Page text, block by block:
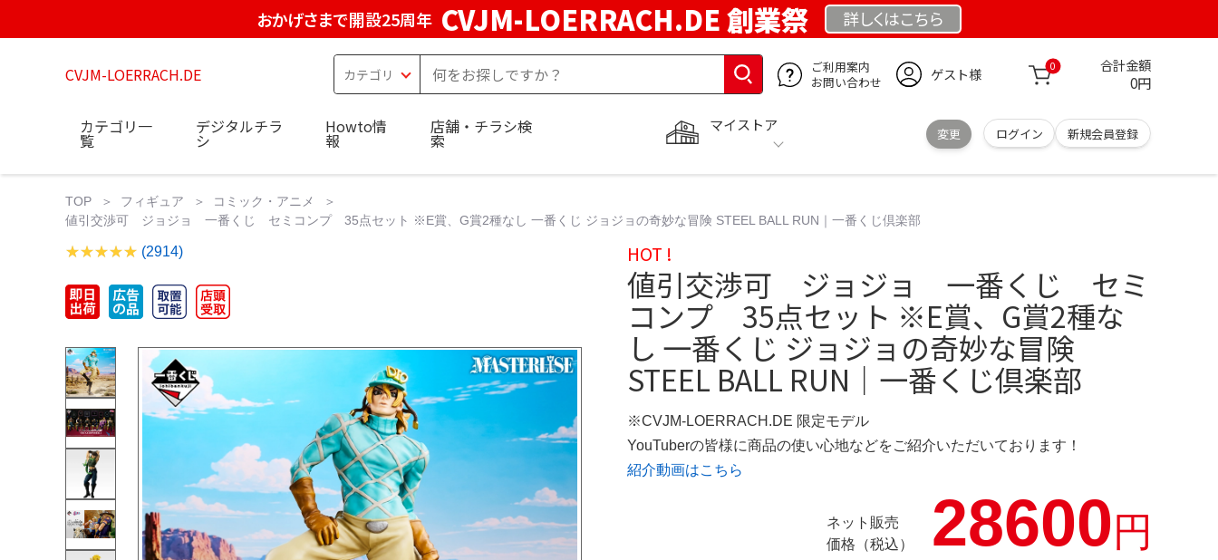
おかげさまで開設25周年 CVJM-LOERRACH.DE 創業祭 詳しくはこちら
CVJM-LOERRACH.DE
ご利用案内
お問い合わせ
ゲスト様 0 合計金額
0円
マイストア
変更 ログイン 新規会員登録
カテゴリ一
覧
デジタルチラ
シ
Howto情
報
店舗・チラシ検
索
TOP フィギュア
コミック・アニメ
値引交渉可 ジョジョ 一番くじ セミコンプ 35点セット ※E賞、G賞2種なし 一番くじ ジョジョの奇妙な冒険 STEEL BALL RUN｜一番くじ倶楽部
(2914) HOT !
値引交渉可 ジョジョ 一番くじ セミ
コンプ 35点セット ※E賞、G賞2種な
し 一番くじ ジョジョの奇妙な冒険
STEEL BALL RUN｜一番くじ倶楽部
※CVJM-LOERRACH.DE 限定モデル
YouTuberの皆様に商品の使い心地などをご紹介いただいております！
紹介動画はこちら
ネット販売
価格（税込）
28600円